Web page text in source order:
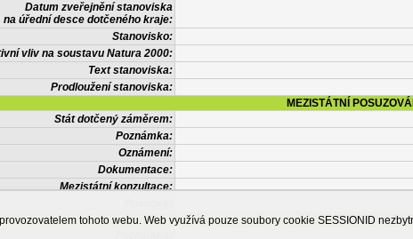
Datum zveřejnění stanoviska
na úřední desce dotčeného kraje:
Stanovisko:
vliv na soustavu Natura 2000:
Text stanoviska:
Prodloužení stanoviska:
MEZISTÁTNÍ
Stát dotčený záměrem:
Poznámka:
Oznámení:
Dokumentace:
Mezistátní konzultace:
OSTATNÍ
tohoto webu. Web využívá pouze soubory cookie SESSIONID